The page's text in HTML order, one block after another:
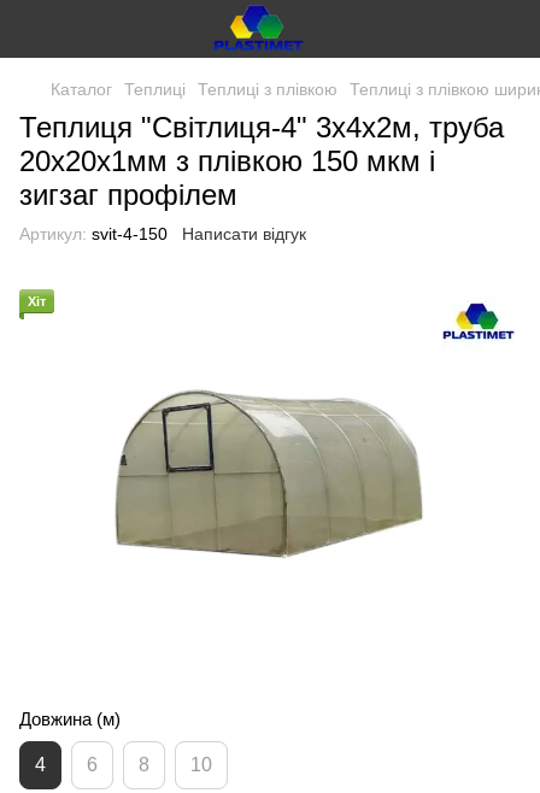
Каталог Теплиці Теплиці з плівкою Теплиці з плівкою
Теплиця "Світлиця-4" 3х4х2м, труба
20х20х1мм з плівкою 150 мкм і
зигзаг профілем
Артикул: svit-4-150 Написати відгук
Хіт
Довжина (м)
4 6 8 10